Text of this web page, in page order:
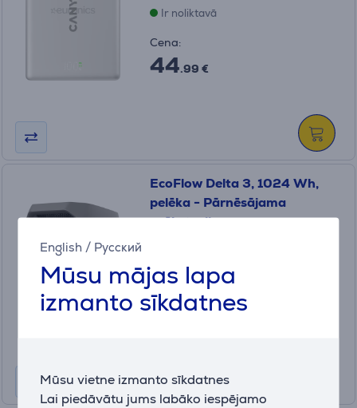
English / Русский
Mūsu mājas lapa
izmanto sīkdatnes
Mūsu vietne izmanto sīkdatnes
Lai piedāvātu jums labāko iespējamo
Ir noliktavā
Cena:
44.99 €
EcoFlow Delta 3, 1024 Wh,
pelēka - Pārnēsājama
spēkstacija
Cena:
749.99 €